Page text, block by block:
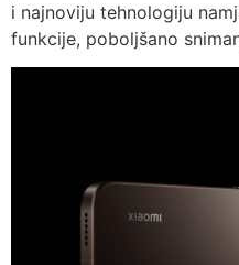
i najnoviju tehnologiju
funkcije, poboljšano